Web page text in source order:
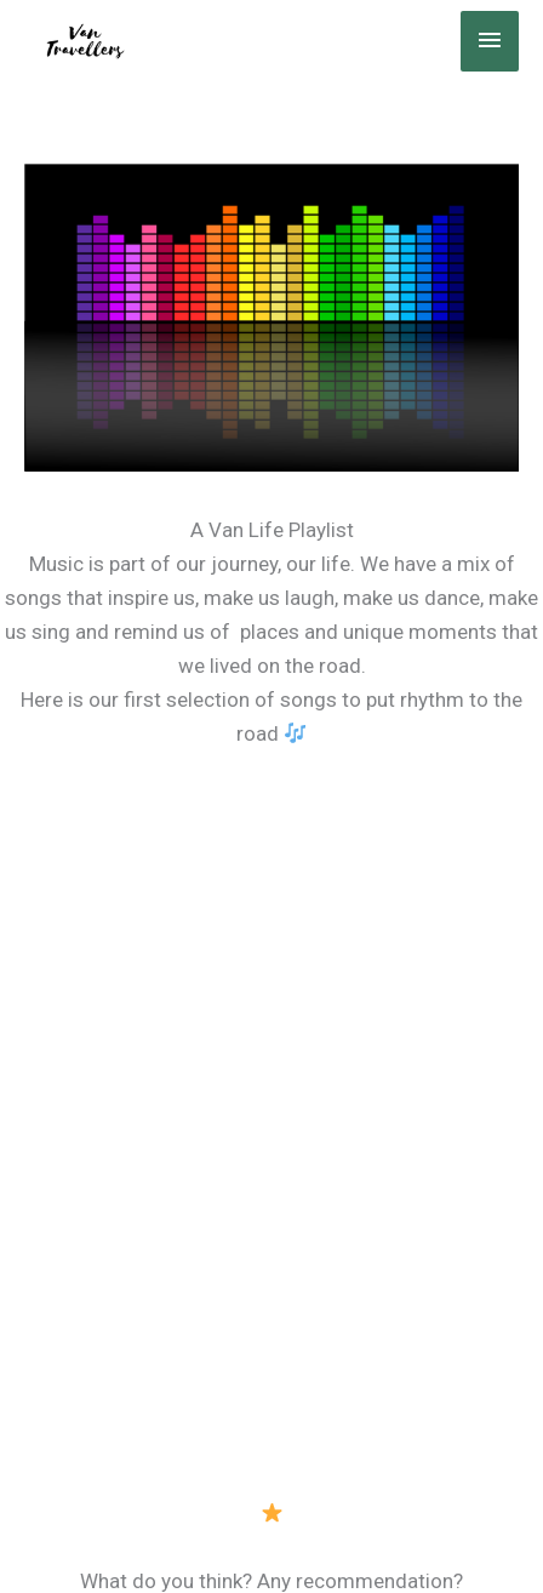
A Van Life Playlist
Music is part of our journey, our life. We have a mix of
songs that inspire us, make us laugh, make us dance, make
us sing and remind us of places and unique moments that
we lived on the road.
Here is our first selection of songs to put rhythm to the
road
What do you think? Any recommendation?